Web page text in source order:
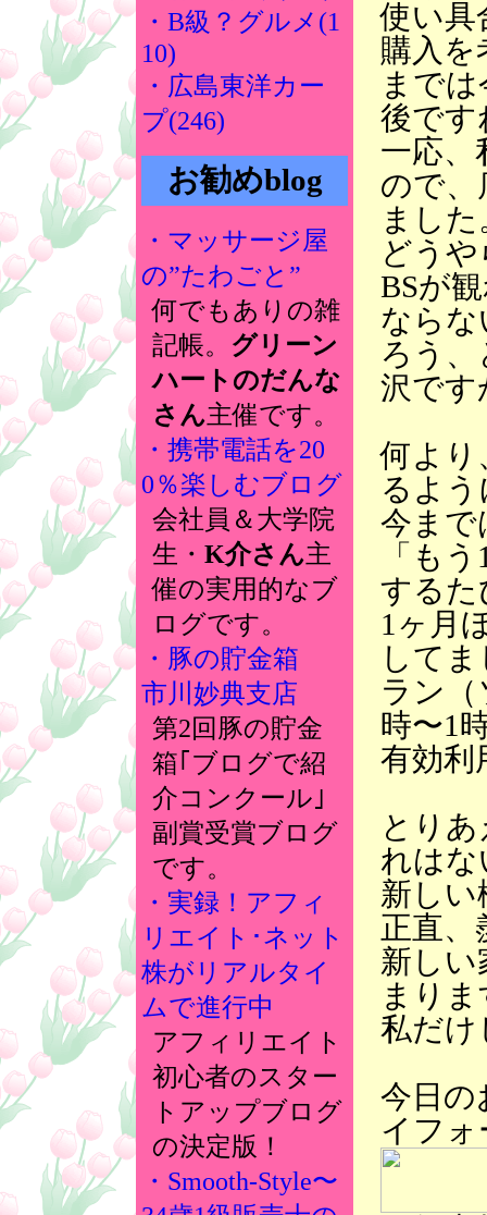
・B級？グルメ(1
10)
・広島東洋カー
プ(246)
お勧めblog
・マッサージ屋
の”たわごと”
何でもありの雑
記帳。 グリーン
ハートのだんな
さん主催です。
・携帯電話を20
0％楽しむブログ
会社員＆大学院
生・ K介さん主
催の実用的なブ
ログです。
・豚の貯金箱
市川妙典支店
第2回豚の貯金
箱｢ブログで紹
介コンクール｣
副賞受賞ブログ
です。
・実録！アフィ
リエイト･ネット
株がリアルタイ
ムで進行中
アフィリエイト
初心者のスター
トアップブログ
の決定版！
・Smooth-Style〜
使い具
購入
まで
後です
一応、
ので、
ました
どう
BSが
ならな
ろう
沢です
何より
るよ
今まで
「も
するた
1ヶ月
して
ラン
時〜1
有効利
とり
れはな
新し
正直、
新し
まり
私だけ
今日
イフォ